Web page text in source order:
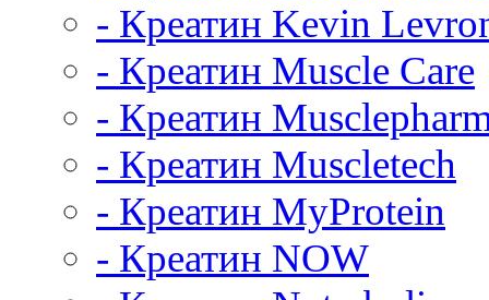
- Креатин Kevin
- Креатин Muscle Care
- Креатин
- Креатин Muscletech
- Креатин MyProtein
- Креатин NOW